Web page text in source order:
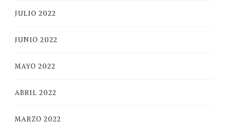
JULIO 2022
JUNIO 2022
MAYO 2022
ABRIL 2022
MARZO 2022